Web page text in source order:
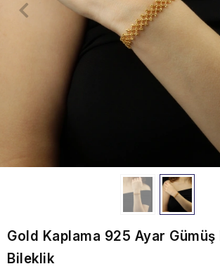
Gold Kaplama 925 Ayar Gümüş
Bileklik